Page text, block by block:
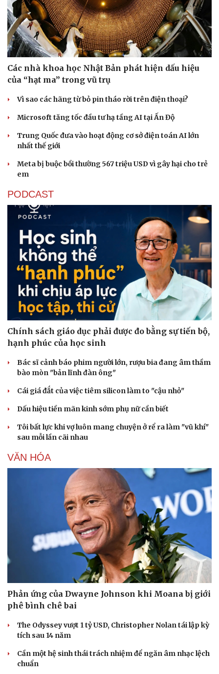
Sức khỏe
Dinh dưỡng - món ngon
Cây thuốc
Sản phụ khoa
Nhi khoa
Nam khoa
Làm đẹp - giảm cân
Phòng mạch online
Ăn sạch sống khỏe
Đời sống
Nhà đẹp
Tình yêu - Gia đình
Các nhà khoa học Nhật Bản phát hiện dấu hiệu
của “hạt ma” trong vũ trụ
Vì sao các hãng từ bỏ pin tháo rời trên điện thoại?
Microsoft tăng tốc đầu tư hạ tầng AI tại Ấn Độ
Trung Quốc đưa vào hoạt động cơ sở điện toán AI lớn
nhất thế giới
Meta bị buộc bồi thường 567 triệu USD vì gây hại cho trẻ
em
PODCAST
Chính sách giáo dục phải được đo bằng sự tiến bộ,
hạnh phúc của học sinh
Bác sĩ cảnh báo phim người lớn, rượu bia đang âm thầm
bào mòn "bản lĩnh đàn ông"
Cái giá đắt của việc tiêm silicon làm to "cậu nhỏ"
Dấu hiệu tiền mãn kinh sớm phụ nữ cần biết
Tôi bất lực khi vợ luôn mang chuyện ở rể ra làm "vũ khí"
sau mỗi lần cãi nhau
VĂN HÓA
Phản ứng của Dwayne Johnson khi Moana bị giới
phê bình chê bai
The Odyssey vượt 1 tỷ USD, Christopher Nolan tái lập kỳ
tích sau 14 năm
Cần một hệ sinh thái trách nhiệm để ngăn âm nhạc lệch
chuẩn